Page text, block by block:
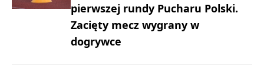
pierwszej rundy Pucharu Polski.
Zacięty mecz wygrany w
dogrywce